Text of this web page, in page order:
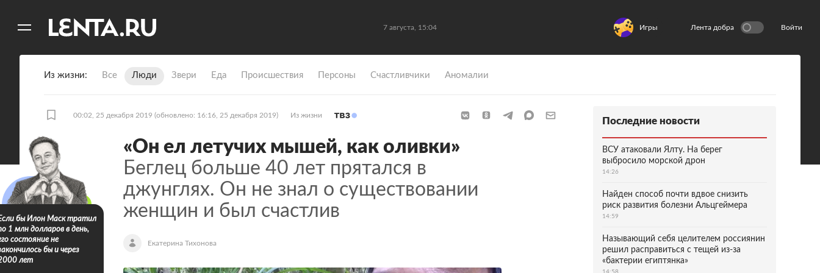
7 августа, 15:04 Игры Лента добра Войти
Из жизни Все Люди Звери Еда Происшествия Персоны Счастливчики Аномалии
00:02, 25 декабря 2019 (обновлено: 16:16, 25 декабря 2019) Из жизни
«Он ел летучих мышей, как оливки»
Беглец больше 40 лет прятался в
джунглях. Он не знал о существовании
женщин и был счастлив
Екатерина Тихонова
бы Илон Маск тратил
1 млн долларов в день,
состояние не
бы и через
лет
Последние новости
ВСУ атаковали Ялту. На берег
выбросило морской дрон
14:26
Найден способ почти вдвое снизить
риск развития болезни Альцгеймера
14:59
Называющий себя целителем россиянин
решил расправиться с тещей из-за
«бактерии египтянка»
14:58